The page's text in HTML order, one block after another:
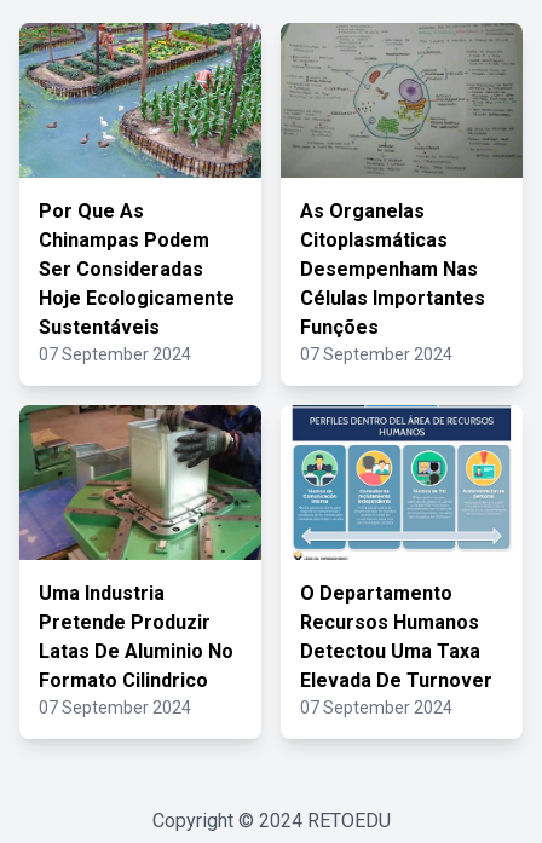
Por Que As
Chinampas Podem
Ser Consideradas
Hoje Ecologicamente
Sustentáveis
07 September 2024
As Organelas
Citoplasmáticas
Desempenham Nas
Células Importantes
Funções
07 September 2024
Uma Industria
Pretende Produzir
Latas De Aluminio No
Formato Cilindrico
07 September 2024
O Departamento
Recursos Humanos
Detectou Uma Taxa
Elevada De Turnover
07 September 2024
Copyright © 2024 RETOEDU